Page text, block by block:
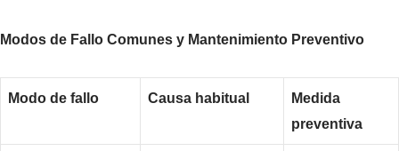
Modos de Fallo Comunes y Mantenimiento Preventivo
Modo de fallo Causa habitual
Medida
preventiva